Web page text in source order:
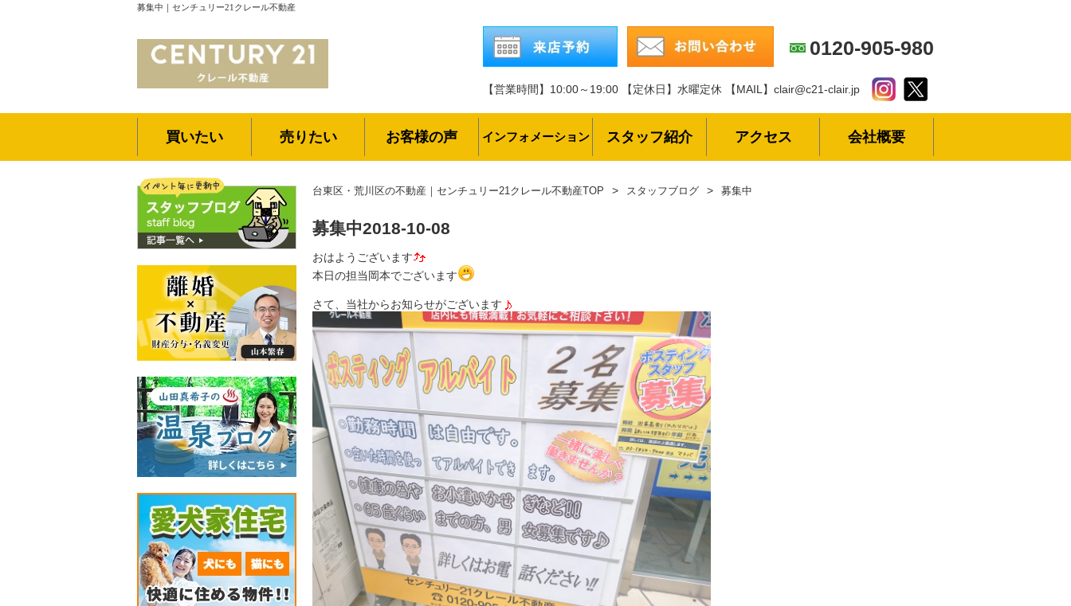
募集中｜センチュリー21クレール不動産
0120-905-980
【営業時間】10:00～19:00 【定休日】水曜定休 【MAIL】clair@c21-clair.jp
買いたい 売りたい お客様の声 インフォメーション スタッフ紹介 アクセス 会社概要
台東区・荒川区の不動産｜センチュリー21クレール不動産TOP スタッフブログ 募集中
募集中2018-10-08
おはようございます
本日の担当岡本でございます
さて、当社からお知らせがございます